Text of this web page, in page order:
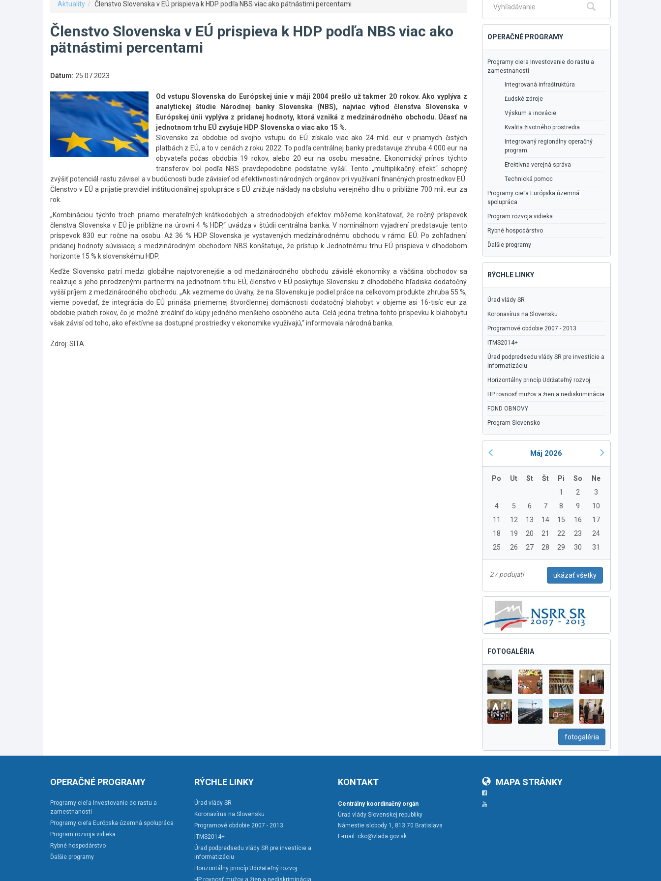
Aktuality Členstvo Slovenska v EÚ prispieva k HDP podľa NBS viac ako pätnástimi percentami
Členstvo Slovenska v EÚ prispieva k HDP podľa NBS viac ako
pätnástimi percentami
Dátum: 25.07.2023
Od vstupu Slovenska do Európskej únie v máji 2004 prešlo už takmer 20 rokov. Ako vyplýva z
analytickej štúdie Národnej banky Slovenska (NBS), najviac výhod členstva Slovenska v
Európskej únii vyplýva z pridanej hodnoty, ktorá vzniká z medzinárodného obchodu. Účasť na
jednotnom trhu EÚ zvyšuje HDP Slovenska o viac ako 15 %.
Slovensko za obdobie od svojho vstupu do EÚ získalo viac ako 24 mld. eur v priamych čistých
platbách z EÚ, a to v cenách z roku 2022. To podľa centrálnej banky predstavuje zhruba 4 000 eur na
obyvateľa počas obdobia 19 rokov, alebo 20 eur na osobu mesačne. Ekonomický prínos týchto
transferov bol podľa NBS pravdepodobne podstatne vyšší. Tento „multiplikačný efekt“ schopný
zvýšiť potenciál rastu závisel a v budúcnosti bude závisieť od efektívnosti národných orgánov pri využívaní finančných prostriedkov EÚ.
Členstvo v EÚ a prijatie pravidiel inštitucionálnej spolupráce s EÚ znižuje náklady na obsluhu verejného dlhu o približne 700 mil. eur za
rok.
„Kombináciou týchto troch priamo merateľných krátkodobých a strednodobých efektov môžeme konštatovať, že ročný príspevok
členstva Slovenska v EÚ je približne na úrovni 4 % HDP,“ uvádza v štúdii centrálna banka. V nominálnom vyjadrení predstavuje tento
príspevok 830 eur ročne na osobu. Až 36 % HDP Slovenska je vystavených medzinárodnému obchodu v rámci EÚ. Po zohľadnení
pridanej hodnoty súvisiacej s medzinárodným obchodom NBS konštatuje, že prístup k Jednotnému trhu EÚ prispieva v dlhodobom
horizonte 15 % k slovenskému HDP.
Keďže Slovensko patrí medzi globálne najotvorenejšie a od medzinárodného obchodu závislé ekonomiky a väčšina obchodov sa
realizuje s jeho prirodzenými partnermi na jednotnom trhu EÚ, členstvo v EÚ poskytuje Slovensku z dlhodobého hľadiska dodatočný
vyšší príjem z medzinárodného obchodu. „Ak vezmeme do úvahy, že na Slovensku je podiel práce na celkovom produkte zhruba 55 %,
vieme povedať, že integrácia do EÚ prináša priemernej štvorčlennej domácnosti dodatočný blahobyt v objeme asi 16-tisíc eur za
obdobie piatich rokov, čo je možné zreálniť do kúpy jedného menšieho osobného auta. Celá jedna tretina tohto príspevku k blahobytu
však závisí od toho, ako efektívne sa dostupné prostriedky v ekonomike využívajú,“ informovala národná banka.
Zdroj: SITA
Fulltextové
OPERAČNÉ PROGRAMY
Programy cieľa Investovanie do rastu a
zamestnanosti
Integrovaná infraštruktúra
Ľudské zdroje
Výskum a inovácie
Kvalita životného prostredia
Integrovaný regionálny operačný
program
Efektívna verejná správa
Technická pomoc
Programy cieľa Európska územná
spolupráca
Program rozvoja vidieka
Rybné hospodárstvo
Ďalšie programy
RÝCHLE LINKY
Úrad vlády SR
Koronavírus na Slovensku
Programové obdobie 2007 - 2013
ITMS2014+
Úrad podpredsedu vlády SR pre investície a
informatizáciu
Horizontálny princíp Udržateľný rozvoj
HP rovnosť mužov a žien a nediskriminácia
FOND OBNOVY
Program Slovensko
Máj 2026
Po Ut St Št Pi So
Ne
1
2
3
4
5 6 7 8 9
10
11
12 13 14 15 16
17
18
19 20 21 22 23
24
25
26 27 28 29 30 31
27 podujatí ukázať všetky
FOTOGALÉRIA
fotogaléria
OPERAČNÉ PROGRAMY
Programy cieľa Investovanie do rastu a
zamestnanosti
Programy cieľa Európska územná spolupráca
Program rozvoja vidieka
Rybné hospodárstvo
Ďalšie programy
RÝCHLE LINKY
Úrad vlády SR
Koronavírus na Slovensku
Programové obdobie 2007 - 2013
ITMS2014+
Úrad podpredsedu vlády SR pre investície a
informatizáciu
Horizontálny princíp Udržateľný rozvoj
HP rovnosť mužov a žien a nediskriminácia
KONTAKT
Centrálny koordinačný orgán
Úrad vlády Slovenskej republiky
Námestie slobody 1, 813 70 Bratislava
E-mail: cko@vlada.gov.sk
MAPA STRÁNKY
Facebook
YouTube